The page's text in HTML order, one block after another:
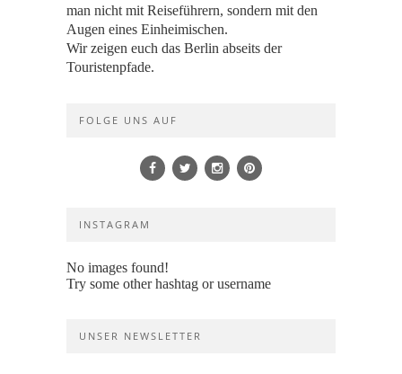
man nicht mit Reiseführern, sondern mit den
Augen eines Einheimischen.
Wir zeigen euch das Berlin abseits der
Touristenpfade.
FOLGE UNS AUF
INSTAGRAM
No images found!
Try some other hashtag or username
UNSER NEWSLETTER